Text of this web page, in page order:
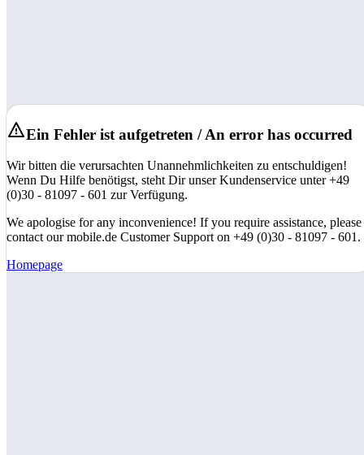
Ein Fehler ist aufgetreten / An error has occurred
Wir bitten die verursachten Unannehmlichkeiten zu entschuldigen!
Wenn Du Hilfe benötigst, steht Dir unser Kundenservice unter +49
(0)30 - 81097 - 601 zur Verfügung.
We apologise for any inconvenience! If you require assistance, please
contact our mobile.de Customer Support on +49 (0)30 - 81097 - 601.
Homepage